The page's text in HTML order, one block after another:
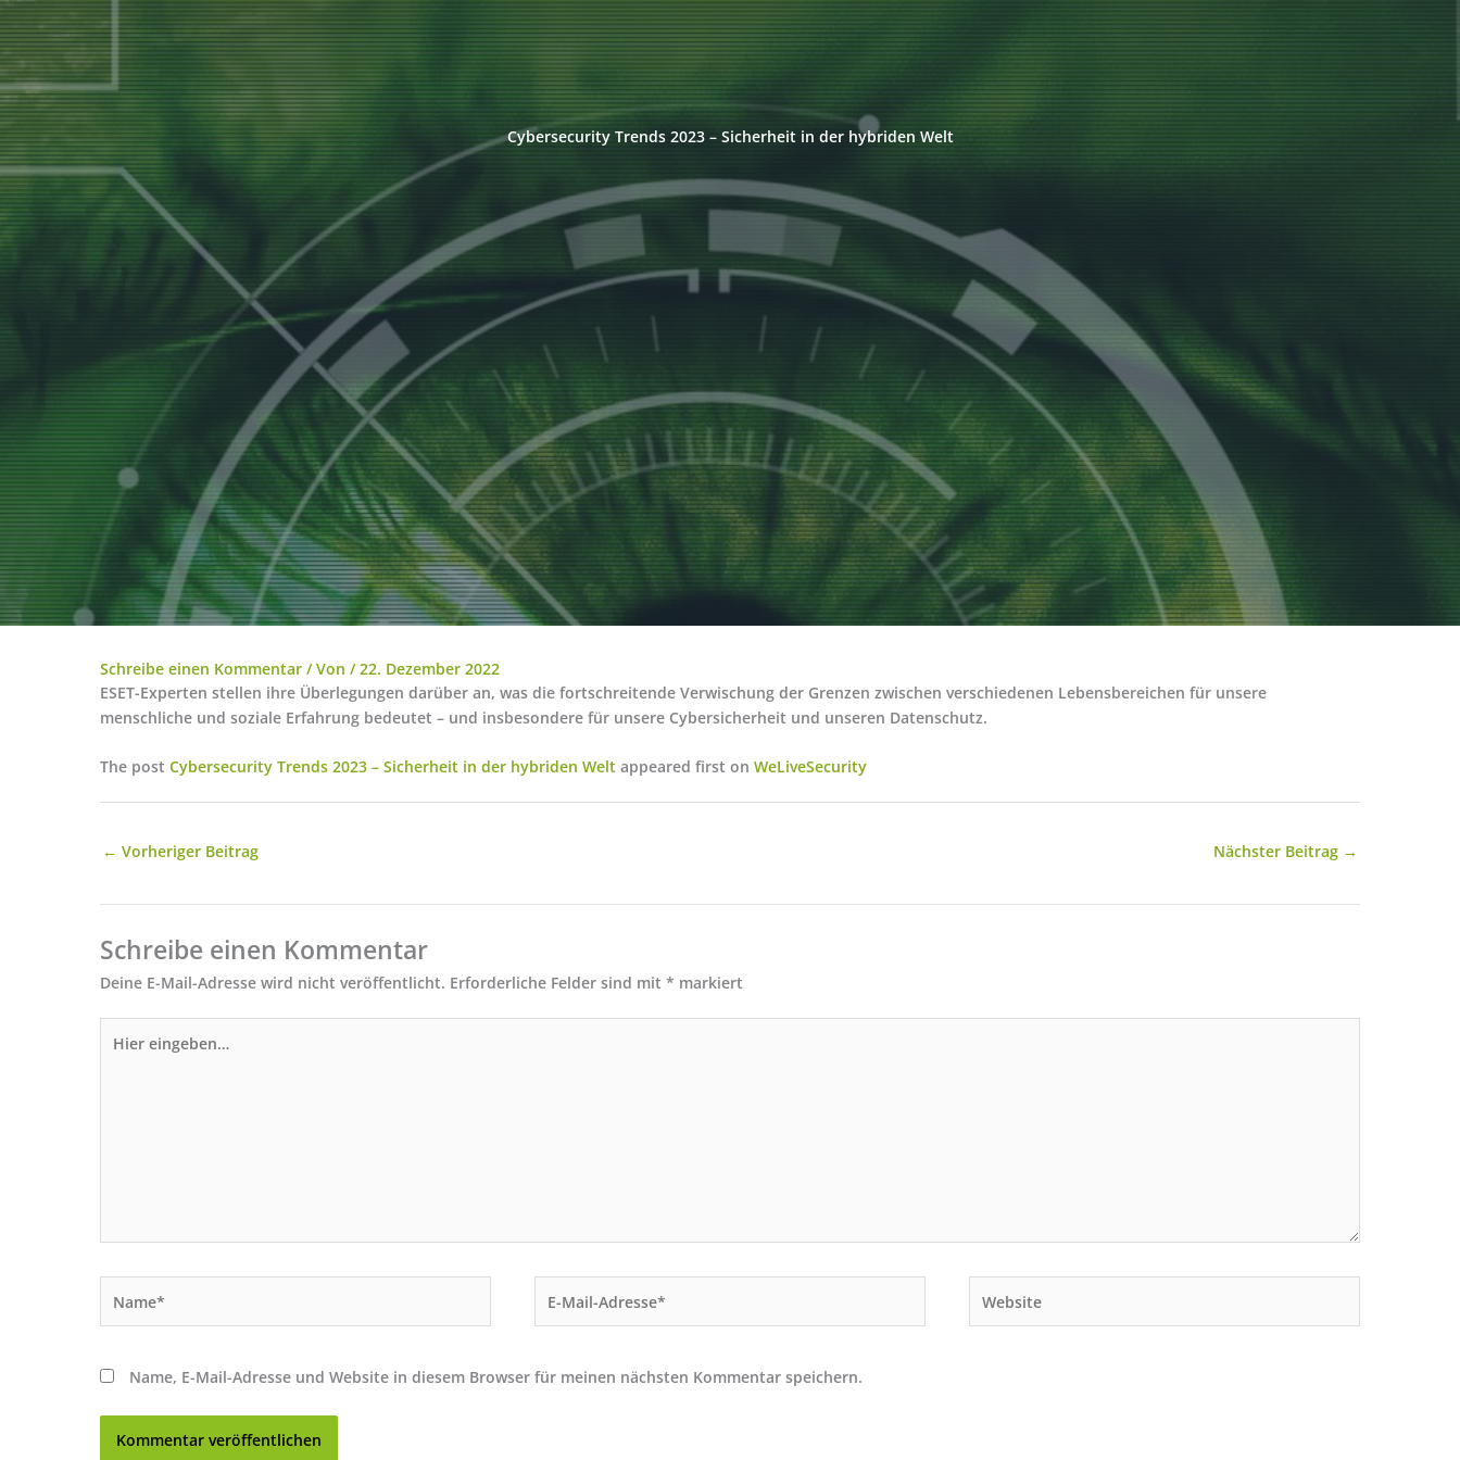
Cybersecurity Trends 2023 – Sicherheit in der hybriden Welt
Schreibe einen Kommentar / Von /22. Dezember 2022
ESET-Experten stellen ihre Überlegungen darüber an, was die fortschreitende Verwischung der Grenzen zwischen verschiedenen Lebensbereichen für unsere
menschliche und soziale Erfahrung bedeutet – und insbesondere für unsere Cybersicherheit und unseren Datenschutz.
The post Cybersecurity Trends 2023 – Sicherheit in der hybriden Welt appeared first on WeLiveSecurity
← Vorheriger Beitrag Nächster Beitrag →
Schreibe einen Kommentar
Deine E-Mail-Adresse wird nicht veröffentlicht. Erforderliche Felder sind mit * markiert
eingeben…
Mail-
Name, E-Mail-Adresse und Website in diesem Browser für meinen nächsten Kommentar speichern.